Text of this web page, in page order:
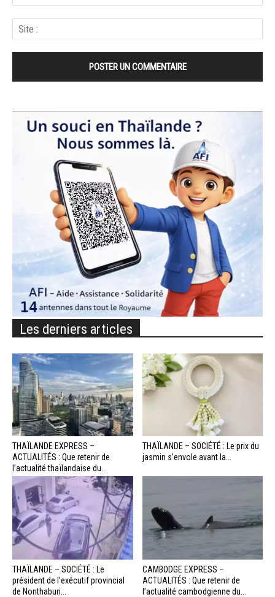
Les derniers articles
THAÏLANDE EXPRESS –
ACTUALITÉS : Que retenir de
l’actualité thaïlandaise du...
THAÏLANDE – SOCIÉTÉ : Le prix du
jasmin s’envole avant la...
THAÏLANDE – SOCIÉTÉ : Le
président de l’exécutif provincial
de Nonthaburi...
CAMBODGE EXPRESS –
ACTUALITÉS : Que retenir de
l’actualité cambodgienne du...